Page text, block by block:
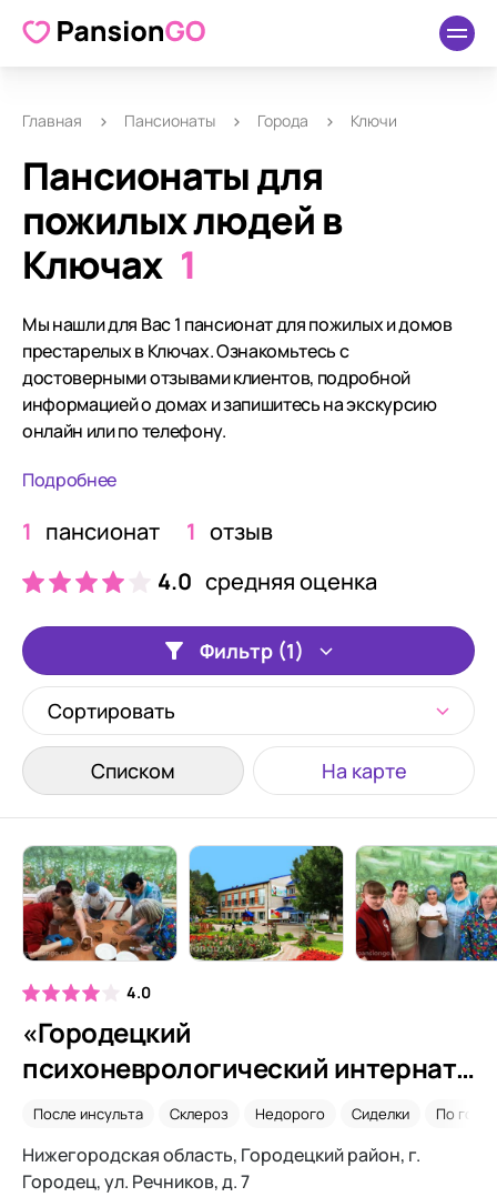
Главная Пансионаты Города Ключи
Пансионаты для
пожилых людей в
Ключах 1
Мы нашли для Вас 1 пансионат для пожилых и домов
престарелых в Ключах. Ознакомьтесь с
достоверными отзывами клиентов, подробной
информацией о домах и запишитесь на экскурсию
онлайн или по телефону.
Подробнее
1 пансионат 1 отзыв
4.0 средняя оценка
Фильтр (1)
Сортировать
Списком На карте
4.0
«Городецкий
психоневрологический интернат»
ул. Речников
После инсульта Склероз Недорого Сиделки По гос
Нижегородская область, Городецкий район, г.
Городец, ул. Речников, д. 7